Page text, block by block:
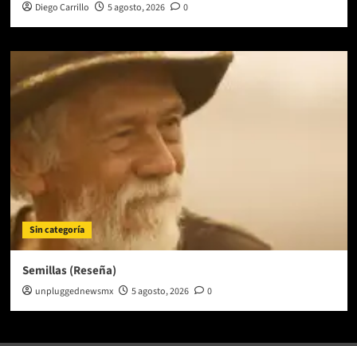
Diego Carrillo 5 agosto, 2026 0
Sin categoría
Semillas (Reseña)
unpluggednewsmx 5 agosto, 2026 0